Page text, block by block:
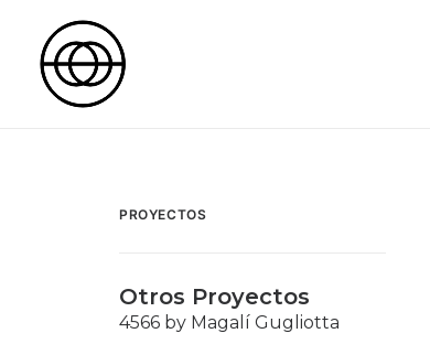
PROYECTOS
Otros Proyectos
4566 by Magalí Gugliotta